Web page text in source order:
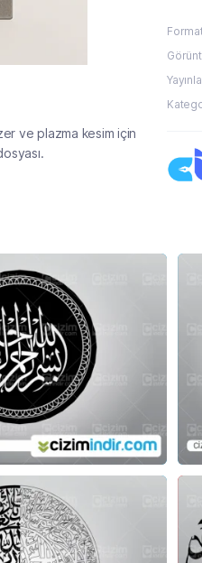
ve plazma kesim için